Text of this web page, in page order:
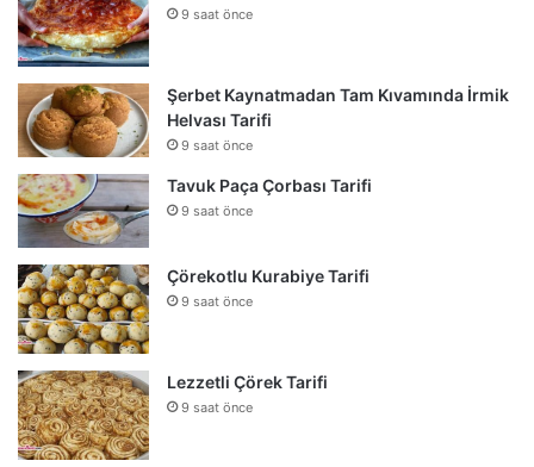
9 saat önce
Şerbet Kaynatmadan Tam Kıvamında İrmik
Helvası Tarifi
9 saat önce
Tavuk Paça Çorbası Tarifi
9 saat önce
Çörekotlu Kurabiye Tarifi
9 saat önce
Lezzetli Çörek Tarifi
9 saat önce